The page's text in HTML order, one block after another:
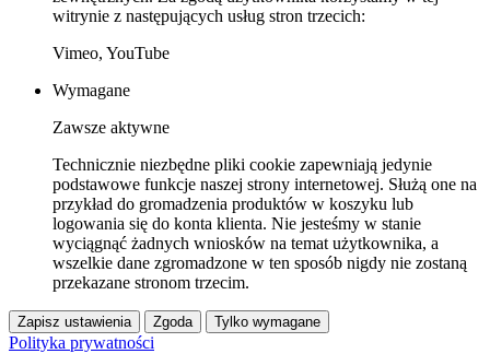
witrynie z następujących usług stron trzecich:
Vimeo, YouTube
Wymagane
Zawsze aktywne
Technicznie niezbędne pliki cookie zapewniają jedynie
podstawowe funkcje naszej strony internetowej. Służą one na
przykład do gromadzenia produktów w koszyku lub
logowania się do konta klienta. Nie jesteśmy w stanie
wyciągnąć żadnych wniosków na temat użytkownika, a
wszelkie dane zgromadzone w ten sposób nigdy nie zostaną
przekazane stronom trzecim.
Zapisz ustawienia Zgoda Tylko wymagane
Polityka prywatności